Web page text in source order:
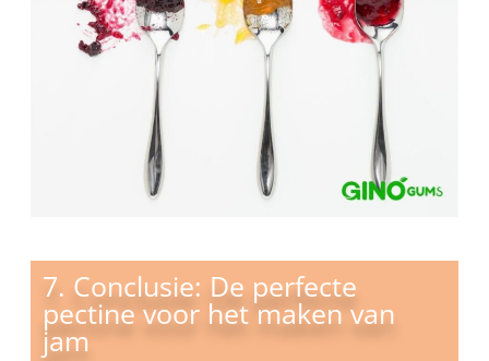
7. Conclusie: De perfecte
pectine voor het maken van
jam